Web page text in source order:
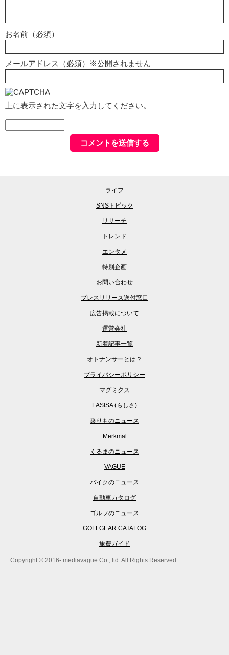
お名前（必須）
メールアドレス（必須）※公開されません
上に表示された文字を入力してください。
ライフ
SNSトピック
リサーチ
トレンド
エンタメ
特別企画
お問い合わせ
プレスリリース送付窓口
広告掲載について
運営会社
新着記事一覧
オトナンサーとは？
プライバシーポリシー
マグミクス
LASISA (らしさ)
乗りものニュース
Merkmal
くるまのニュース
VAGUE
バイクのニュース
自動車カタログ
ゴルフのニュース
GOLFGEAR CATALOG
旅費ガイド
Copyright © 2016- mediavague Co., ltd. All Rights Reserved.